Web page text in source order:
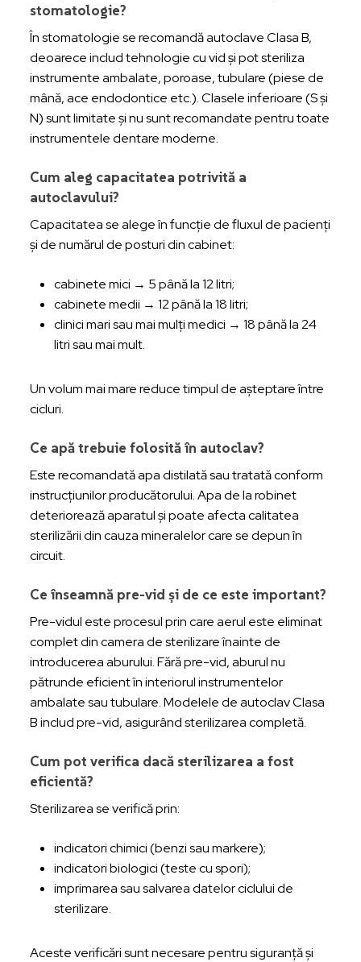
stomatologie?
În stomatologie se recomandă autoclave Clasa B,
deoarece includ tehnologie cu vid și pot steriliza
instrumente ambalate, poroase, tubulare (piese de
mână, ace endodontice etc.). Clasele inferioare (S și
N) sunt limitate și nu sunt recomandate pentru toate
instrumentele dentare moderne.
Cum aleg capacitatea potrivită a
autoclavului?
Capacitatea se alege în funcție de fluxul de pacienți
și de numărul de posturi din cabinet:
cabinete mici → 5 până la 12 litri;
cabinete medii → 12 până la 18 litri;
clinici mari sau mai mulți medici → 18 până la 24
litri sau mai mult.
Un volum mai mare reduce timpul de așteptare între
cicluri.
Ce apă trebuie folosită în autoclav?
Este recomandată apa distilată sau tratată conform
instrucțiunilor producătorului. Apa de la robinet
deteriorează aparatul și poate afecta calitatea
sterilizării din cauza mineralelor care se depun în
circuit.
Ce înseamnă pre-vid și de ce este important?
Pre-vidul este procesul prin care aerul este eliminat
complet din camera de sterilizare înainte de
introducerea aburului. Fără pre-vid, aburul nu
pătrunde eficient în interiorul instrumentelor
ambalate sau tubulare. Modelele de autoclav Clasa
B includ pre-vid, asigurând sterilizarea completă.
Cum pot verifica dacă sterilizarea a fost
eficientă?
Sterilizarea se verifică prin:
indicatori chimici (benzi sau markere);
indicatori biologici (teste cu spori);
imprimarea sau salvarea datelor ciclului de
sterilizare.
Aceste verificări sunt necesare pentru siguranță și